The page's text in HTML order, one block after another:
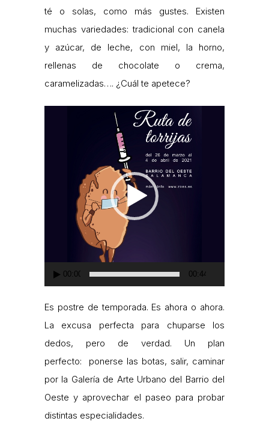
té o solas, como más gustes. Existen
muchas variedades: tradicional con canela
y azúcar, de leche, con miel, la horno,
rellenas de chocolate o crema,
caramelizadas…. ¿Cuál te apetece?
00:00 00:44
Es postre de temporada. Es ahora o ahora.
La excusa perfecta para chuparse los
dedos, pero de verdad. Un plan
perfecto: ponerse las botas, salir, caminar
por la Galería de Arte Urbano del Barrio del
Oeste y aprovechar el paseo para probar
distintas especialidades.